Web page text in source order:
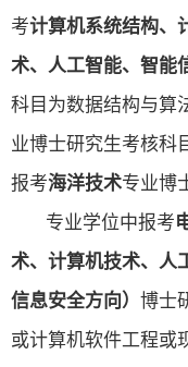
考计算机系统结构、
术、人工智能、智能
科目为数据结构与算
业博士研究生考核科
报考海洋技术专业博
专业学位中报考
术、计算机技术、人
信息安全方向） 博士
或计算机软件工程或